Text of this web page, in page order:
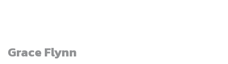
Grace Flynn